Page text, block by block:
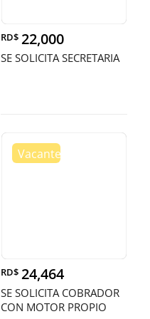
RD$ 22,000
SE SOLICITA SECRETARIA
RD$ 24,464
SE SOLICITA COBRADOR
CON MOTOR PROPIO